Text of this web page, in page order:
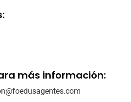
más información: